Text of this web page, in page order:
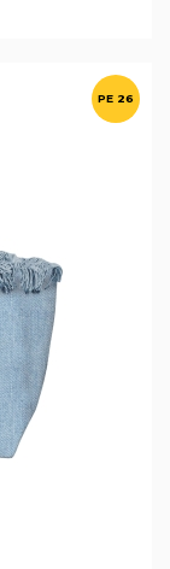
PE 26